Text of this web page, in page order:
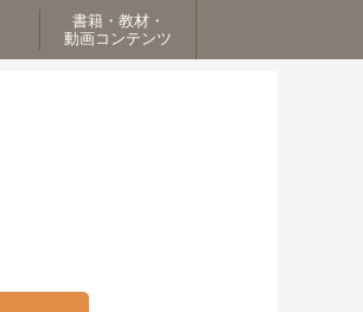
書籍・教材・
動画コンテンツ